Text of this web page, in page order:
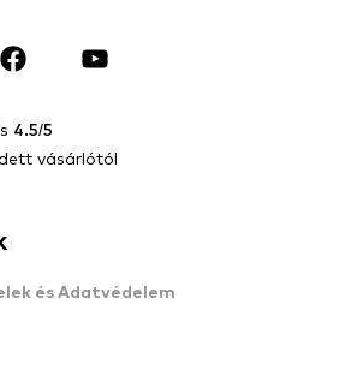
4.5/5
vásárlótól
és Adatvédelem